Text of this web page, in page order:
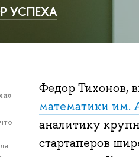
УСПЕХА
Федор Тихонов,
математики им.
аналитику
стартаперов